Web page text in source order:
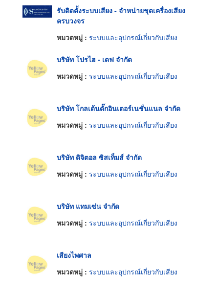
รับติดตั้งระบบเสียง - จำหน่ายชุดเครื่องเสียง
ครบวงจร
หมวดหมู่ : ระบบและอุปกรณ์เกี่ยวกับเสียง
บริษัท โปรไฮ - เดฟ จำกัด
หมวดหมู่ : ระบบและอุปกรณ์เกี่ยวกับเสียง
บริษัท โกลเด้นดั๊กอินเตอร์เนชั่นแนล จำกัด
หมวดหมู่ : ระบบและอุปกรณ์เกี่ยวกับเสียง
บริษัท ดิจิตอล ซิสเท็มส์ จำกัด
หมวดหมู่ : ระบบและอุปกรณ์เกี่ยวกับเสียง
บริษัท แทมเซ่น จำกัด
หมวดหมู่ : ระบบและอุปกรณ์เกี่ยวกับเสียง
เสียงไพศาล
หมวดหมู่ : ระบบและอุปกรณ์เกี่ยวกับเสียง